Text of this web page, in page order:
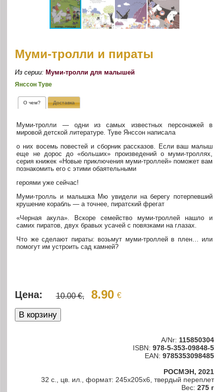
Муми-тролли и пираты
Из серии:Муми-тролли для малышей
Янссон Туве
О чем? Доставка
Муми-тролли — одни из самых известных персонажей в
мировой детской литературе. Туве Янссон написала
о них восемь повестей и сборник рассказов. Если ваш малыш
еще не дорос до «больших» произведений о муми-троллях,
серия книжек «Новые приключения муми-троллей» поможет вам
познакомить его с этими обаятельными
героями уже сейчас!
Муми-тролль и малышка Мю увидели на берегу потерпевший
крушение корабль — а точнее, пиратский фрегат
«Черная акула». Вскоре семейство муми-троллей нашло и
самих пиратов, двух бравых усачей с повязками на глазах.
Что же сделают пираты: возьмут муми-троллей в плен… или
помогут им устроить сад камней?
Цена: 10.00 €, 8.90 €
A/Nr: 115850304
ISBN: 978-5-353-09848-5
EAN: 9785353098485
РОСМЭН, 2021
32 с., цв. ил., формат: 245x205x6, твердый переплет
Вес: 275 г